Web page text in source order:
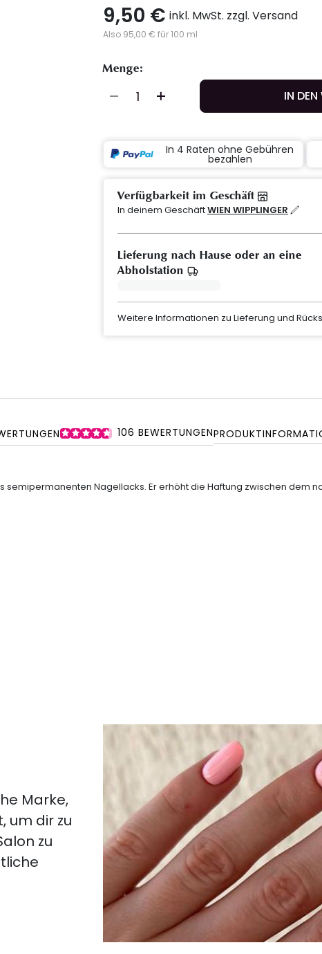
9,50 € inkl. MwSt. zzgl. Versand
Also 95,00 € für 100 ml
Menge:
IN DEN
In 4 Raten ohne Gebühren
bezahlen
Verfügbarkeit im Geschäft
In deinem GeschäftWIEN WIPPLINGER
Lieferung nach Hause oder an eine
Abholstation
Weitere Informationen zu Lieferung und
106 BEWERTUNGEN
semipermanenten Nagellacks. Er erhöht die Haftung zwischen dem
Marke,
um dir zu
zu